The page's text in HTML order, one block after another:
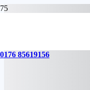
0176 85619156